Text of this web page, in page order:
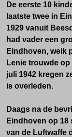
De eerste 10
laatste twee in
1929 vanuit
had vader een
Eindhoven, welk
Lenie trouwde op
juli 1942 kregen
is overleden.
Daags na de
Eindhoven op 18
van de Luftwaffe